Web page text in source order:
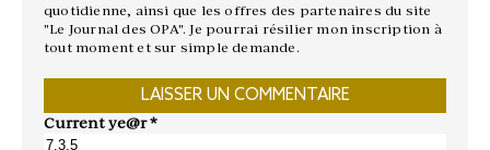
quotidienne, ainsi que les offres des partenaires du site
"Le Journal des OPA". Je pourrai résilier mon inscription à
tout moment et sur simple demande.
Current ye@r*